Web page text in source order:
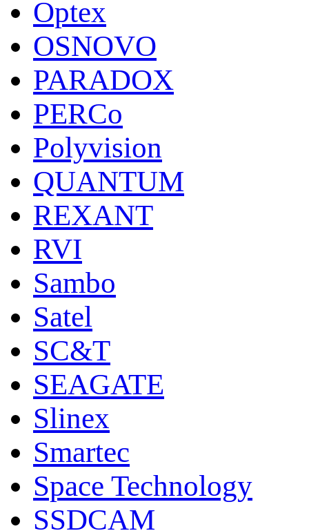
Optex
OSNOVO
PARADOX
PERCo
Polyvision
QUANTUM
REXANT
RVI
Sambo
Satel
SC&T
SEAGATE
Slinex
Smartec
Space Technology
SSDCAM